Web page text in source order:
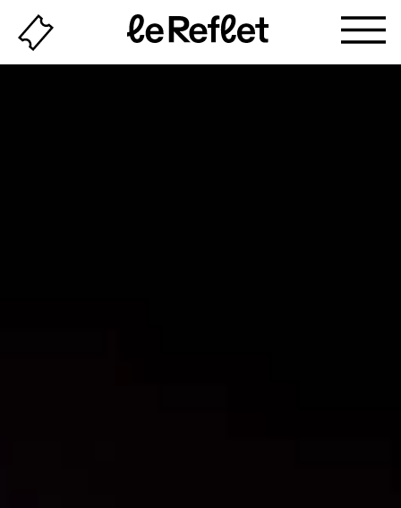
Billeterie
Page
d'accueil